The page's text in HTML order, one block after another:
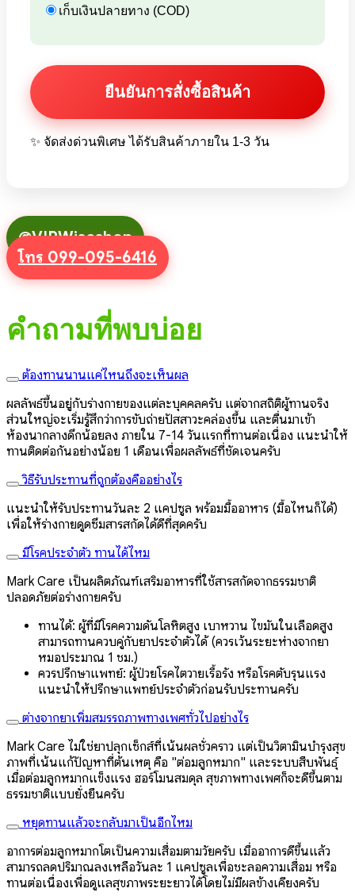
เก็บเงินปลายทาง (COD)
✨ จัดส่งด่วนพิเศษ ได้รับสินค้าภายใน 1-3 วัน
@VIPWiseshop
โทร 099-095-6416
คำถามที่พบบ่อย
ต้องทานนานแค่ไหนถึงจะเห็นผล
ผลลัพธ์ขึ้นอยู่กับร่างกายของแต่ละบุคคลครับ แต่จากสถิติผู้ทานจริง
ส่วนใหญ่จะเริ่มรู้สึกว่าการขับถ่ายปัสสาวะคล่องขึ้น และตื่นมาเข้า
ห้องน้ำกลางดึกน้อยลง ภายใน 7-14 วันแรกที่ทานต่อเนื่อง แนะนำให้
ทานติดต่อกันอย่างน้อย 1 เดือนเพื่อผลลัพธ์ที่ชัดเจนครับ
วิธีรับประทานที่ถูกต้องคืออย่างไร
แนะนำให้รับประทานวันละ 2 แคปซูล พร้อมมื้ออาหาร (มื้อไหนก็ได้)
เพื่อให้ร่างกายดูดซึมสารสกัดได้ดีที่สุดครับ
มีโรคประจำตัว ทานได้ไหม
Mark Care เป็นผลิตภัณฑ์เสริมอาหารที่ใช้สารสกัดจากธรรมชาติ
ปลอดภัยต่อร่างกายครับ
ทานได้: ผู้ที่มีโรคความดันโลหิตสูง เบาหวาน ไขมันในเลือดสูง
สามารถทานควบคู่กับยาประจำตัวได้ (ควรเว้นระยะห่างจากยา
หมอประมาณ 1 ชม.)
ควรปรึกษาแพทย์: ผู้ป่วยโรคไตวายเรื้อรัง หรือโรคตับรุนแรง
แนะนำให้ปรึกษาแพทย์ประจำตัวก่อนรับประทานครับ
ต่างจากยาเพิ่มสมรรถภาพทางเพศทั่วไปอย่างไร
Mark Care ไม่ใช่ยาปลุกเซ็กส์ที่เน้นผลชั่วคราว แต่เป็นวิตามินบำรุงสุข
ภาพที่เน้นแก้ปัญหาที่ต้นเหตุ คือ "ต่อมลูกหมาก" และระบบสืบพันธุ์
เมื่อต่อมลูกหมากแข็งแรง ฮอร์โมนสมดุล สุขภาพทางเพศก็จะดีขึ้นตาม
ธรรมชาติแบบยั่งยืนครับ
หยุดทานแล้วจะกลับมาเป็นอีกไหม
อาการต่อมลูกหมากโตเป็นความเสื่อมตามวัยครับ เมื่ออาการดีขึ้นแล้ว
สามารถลดปริมาณลงเหลือวันละ 1 แคปซูลเพื่อชะลอความเสื่อม หรือ
ทานต่อเนื่องเพื่อดูแลสุขภาพระยะยาวได้โดยไม่มีผลข้างเคียงครับ